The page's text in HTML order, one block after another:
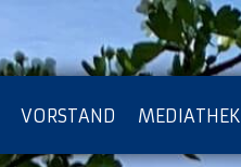
VORSTAND MEDIATHEK